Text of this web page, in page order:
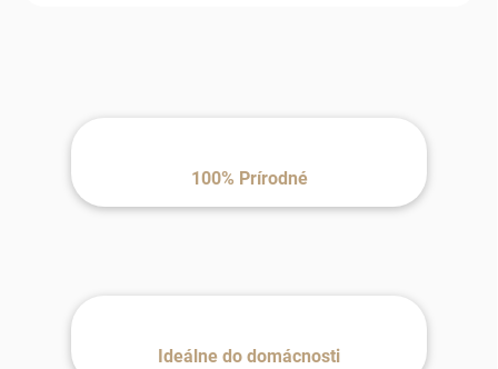
100% Prírodné
Ideálne do domácnosti